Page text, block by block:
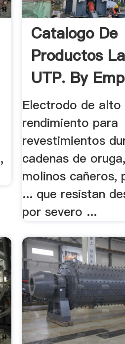
Catalogo De
Productos
UTP. By
Electrodo de alto
rendimiento para
revestimientos
cadenas de
molinos cañeros,
... que resistan
por severo ...